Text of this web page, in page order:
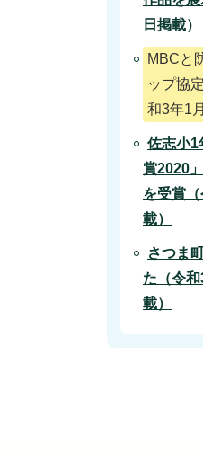
日掲載）
MBCと
ップ協
和3年1
佐志小1
賞2020
を受賞
載）
さつま
た（令
載）